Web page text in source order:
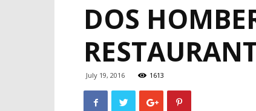
Noticia
di
Aruba
DOS
July 19, 2016 1613